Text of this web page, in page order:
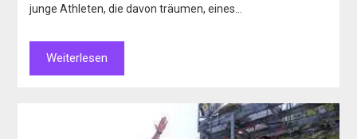
junge Athleten, die davon träumen, eines…
Weiterlesen